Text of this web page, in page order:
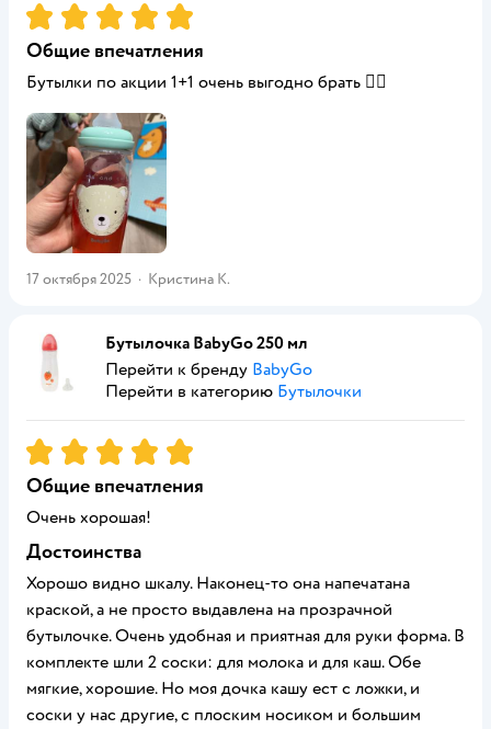
Рейтинг:5
Общие впечатления
Бутылки по акции 1+1 очень выгодно брать 👍🏻
17 октября 2025 · Кристина К.
Бутылочка BabyGo 250 мл
Перейти к бренду BabyGo
Перейти в категорию Бутылочки
Рейтинг:5
Общие впечатления
Очень хорошая!
Достоинства
Хорошо видно шкалу. Наконец-то она напечатана
краской, а не просто выдавлена на прозрачной
бутылочке. Очень удобная и приятная для руки форма. В
комплекте шли 2 соски: для молока и для каш. Обе
мягкие, хорошие. Но моя дочка кашу ест с ложки, и
соски у нас другие, с плоским носиком и большим